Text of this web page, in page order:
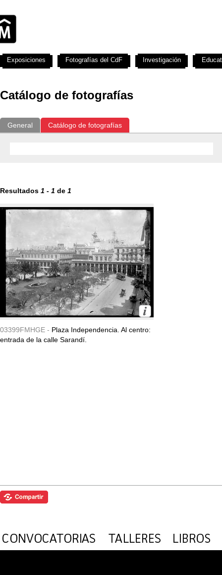
Catálogo de fotografías
General Catálogo de fotografías
Resultados 1 - 1 de 1
03399FMHGE - Plaza Independencia. Al centro:
entrada de la calle Sarandí.
Exposiciones Fotografías del CdF Investigación